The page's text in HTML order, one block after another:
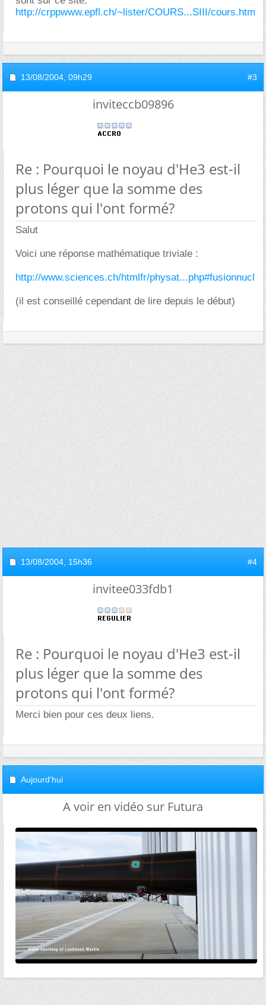
http://crppwww.epfl.ch/~lister/COURS...SIII/cours.htm
13/08/2004, 09h29 #3
inviteccb09896
Re : Pourquoi le noyau d'He3 est-il
plus léger que la somme des
protons qui l'ont formé?
Salut
Voici une réponse mathématique triviale :
http://www.sciences.ch/htmlfr/physat...php#fusionnucl
(il est conseillé cependant de lire depuis le début)
13/08/2004, 15h36 #4
invitee033fdb1
Re : Pourquoi le noyau d'He3 est-il
plus léger que la somme des
protons qui l'ont formé?
Merci bien pour ces deux liens.
Aujourd'hui
A voir en vidéo sur Futura